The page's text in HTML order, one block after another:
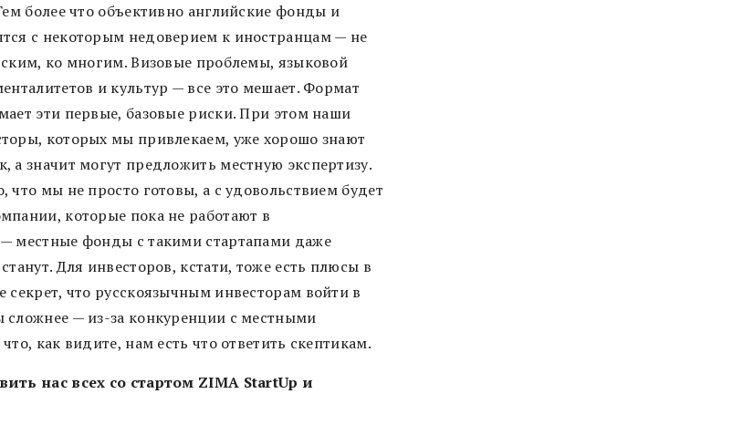
более что объективно английские фонды и
с некоторым недоверием к иностранцам — не
ко многим. Визовые проблемы, языковой
и культур — все это мешает. Формат
эти первые, базовые риски. При этом наши
которых мы привлекаем, уже хорошо знают
а значит могут предложить местную экспертизу.
что мы не просто готовы, а с удовольствием будет
которые пока не работают в
местные фонды с такими стартапами даже
Для инвесторов, кстати, тоже есть плюсы в
секрет, что русскоязычным инвесторам войти в
сложнее — из-за конкуренции с местными
как видите, нам есть что ответить скептикам.
нас всех со стартом ZIMA StartUp и